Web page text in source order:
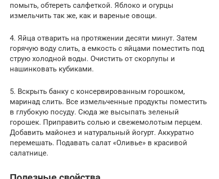
помыть, обтереть салфеткой. Яблоко и огурцы
измельчить так же, как и вареные овощи.
4. Яйца отварить на протяжении десяти минут. Затем
горячую воду слить, а емкость с яйцами поместить под
струю холодной воды. Очистить от скорлупы и
нашинковать кубиками.
5. Вскрыть банку с консервированным горошком,
маринад слить. Все измельченные продукты поместить
в глубокую посуду. Сюда же высыпать зеленый
горошек. Приправить солью и свежемолотым перцем.
Добавить майонез и натуральный йогурт. Аккуратно
перемешать. Подавать салат «Оливье» в красивой
салатнице.